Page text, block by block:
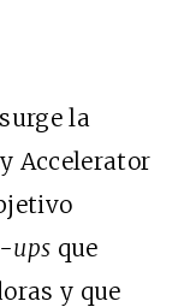
la
Accelerator
ups que
y que